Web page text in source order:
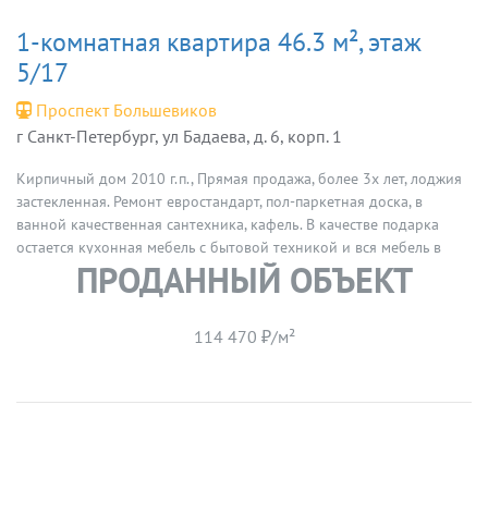
1-комнатная квартира 46.3 м², этаж
5/17
Проспект Большевиков
г Санкт-Петербург, ул Бадаева, д. 6, корп. 1
Кирпичный дом 2010 г.п., Прямая продажа, более 3х лет, лоджия
застекленная. Ремонт евростандарт, пол-паркетная доска, в
ванной качественная сантехника, кафель. В качестве подарка
остается кухонная мебель с бытовой техникой и вся мебель в
квартире.ПРОДАННЫЙ ОБЪЕКТ
114 470 ₽/м²